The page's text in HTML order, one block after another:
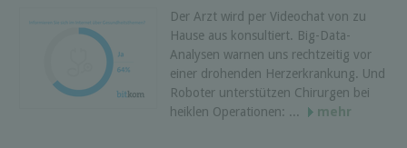
Der Arzt wird per Videochat von zu
Hause aus konsultiert. Big-Data-
Analysen warnen uns rechtzeitig vor
einer drohenden Herzerkrankung. Und
Roboter unterstützen Chirurgen bei
heiklen Operationen: ...
mehr